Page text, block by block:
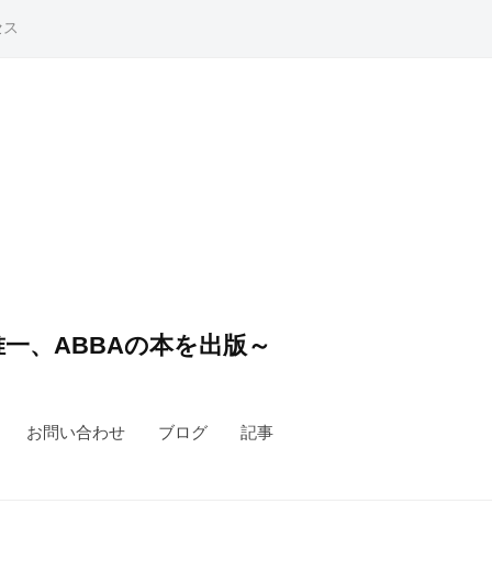
、ABBAの本を出版～
お問い合わせ ブログ 記事